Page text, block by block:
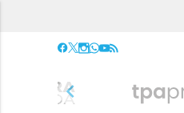
chevron_left